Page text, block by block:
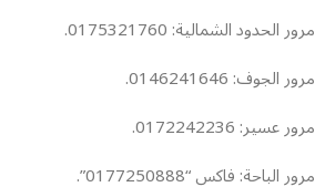
مرور الحدود الشمالية: 0175321760.
مرور الجوف: 0146241646.
مرور عسير: 0172242236.
مرور الباحة: فاكس “0177250888”.